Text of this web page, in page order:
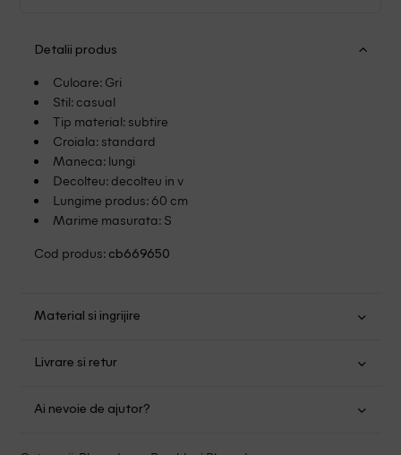
Detalii produs
Culoare: Gri
Stil: casual
Tip material: subtire
Croiala: standard
Maneca: lungi
Decolteu: decolteu in v
Lungime produs: 60 cm
Marime masurata: S
Cod produs: cb669650
Material si ingrijire
Nu folositi inalbitor
Nu uscati in uscator
Livrare si retur
mare de 149.00 lei.
Ai nevoie de ajutor?